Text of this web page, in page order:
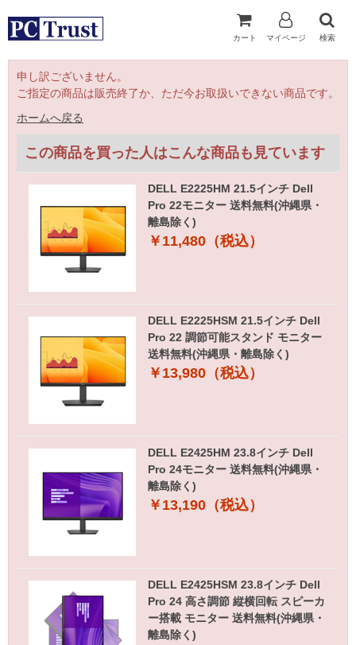
カート マイページ 検索
申し訳ございません。
ご指定の商品は販売終了か、ただ今お取扱いできない商品です。
ホームへ戻る
この商品を買った人はこんな商品も見ています
DELL E2225HM 21.5インチ Dell
Pro 22モニター 送料無料(沖縄県・
離島除く)
￥11,480（税込）
DELL E2225HSM 21.5インチ Dell
Pro 22 調節可能スタンド モニター
送料無料(沖縄県・離島除く)
￥13,980（税込）
DELL E2425HM 23.8インチ Dell
Pro 24モニター 送料無料(沖縄県・
離島除く)
￥13,190（税込）
DELL E2425HSM 23.8インチ Dell
Pro 24 高さ調節 縦横回転 スピーカ
ー搭載 モニター 送料無料(沖縄県・
離島除く)